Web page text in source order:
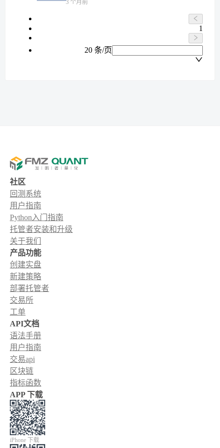
3 个月前
1
20 条/页
社区
回测系统
用户指南
Python入门指南
托管者安装和升级
关于我们
产品功能
创建实盘
新建策略
部署托管者
交易所
工单
API文档
语法手册
用户指南
交易api
区块链
指标函数
APP 下载
iPhone 下载